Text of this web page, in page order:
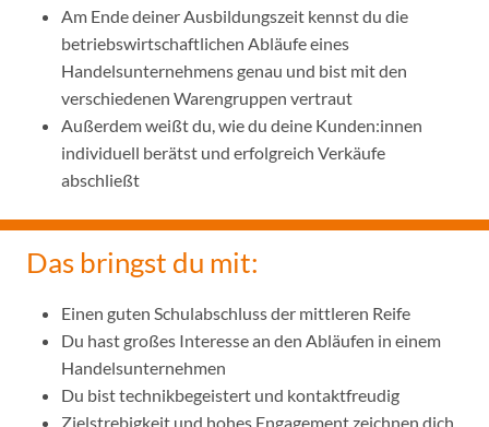
Am Ende deiner Ausbildungszeit kennst du die
betriebswirtschaftlichen Abläufe eines
Handelsunternehmens genau und bist mit den
verschiedenen Warengruppen vertraut
Außerdem weißt du, wie du deine Kunden:innen
individuell berätst und erfolgreich Verkäufe
abschließt
Das bringst du mit:
Einen guten Schulabschluss der mittleren Reife
Du hast großes Interesse an den Abläufen in einem
Handelsunternehmen
Du bist technikbegeistert und kontaktfreudig
Zielstrebigkeit und hohes Engagement zeichnen dich